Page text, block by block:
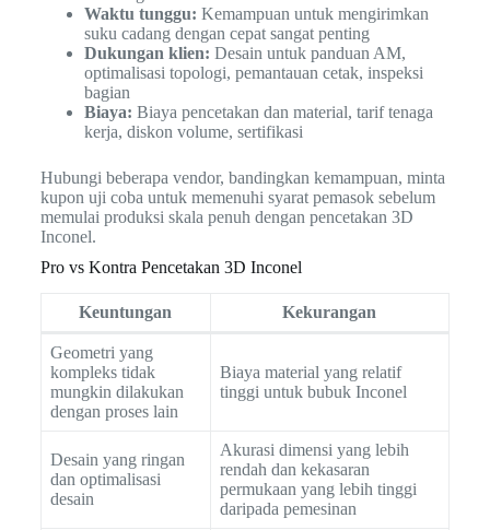
Waktu tunggu: Kemampuan untuk mengirimkan
suku cadang dengan cepat sangat penting
Dukungan klien: Desain untuk panduan AM,
optimalisasi topologi, pemantauan cetak, inspeksi
bagian
Biaya: Biaya pencetakan dan material, tarif tenaga
kerja, diskon volume, sertifikasi
Hubungi beberapa vendor, bandingkan kemampuan, minta
kupon uji coba untuk memenuhi syarat pemasok sebelum
memulai produksi skala penuh dengan pencetakan 3D
Inconel.
Pro vs Kontra Pencetakan 3D Inconel
Keuntungan Kekurangan
Geometri yang
kompleks tidak
mungkin dilakukan
dengan proses lain
Biaya material yang relatif
tinggi untuk bubuk Inconel
Desain yang ringan
dan optimalisasi
desain
Akurasi dimensi yang lebih
rendah dan kekasaran
permukaan yang lebih tinggi
daripada pemesinan